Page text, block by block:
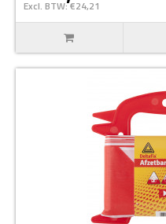
Excl. BTW: €24,21